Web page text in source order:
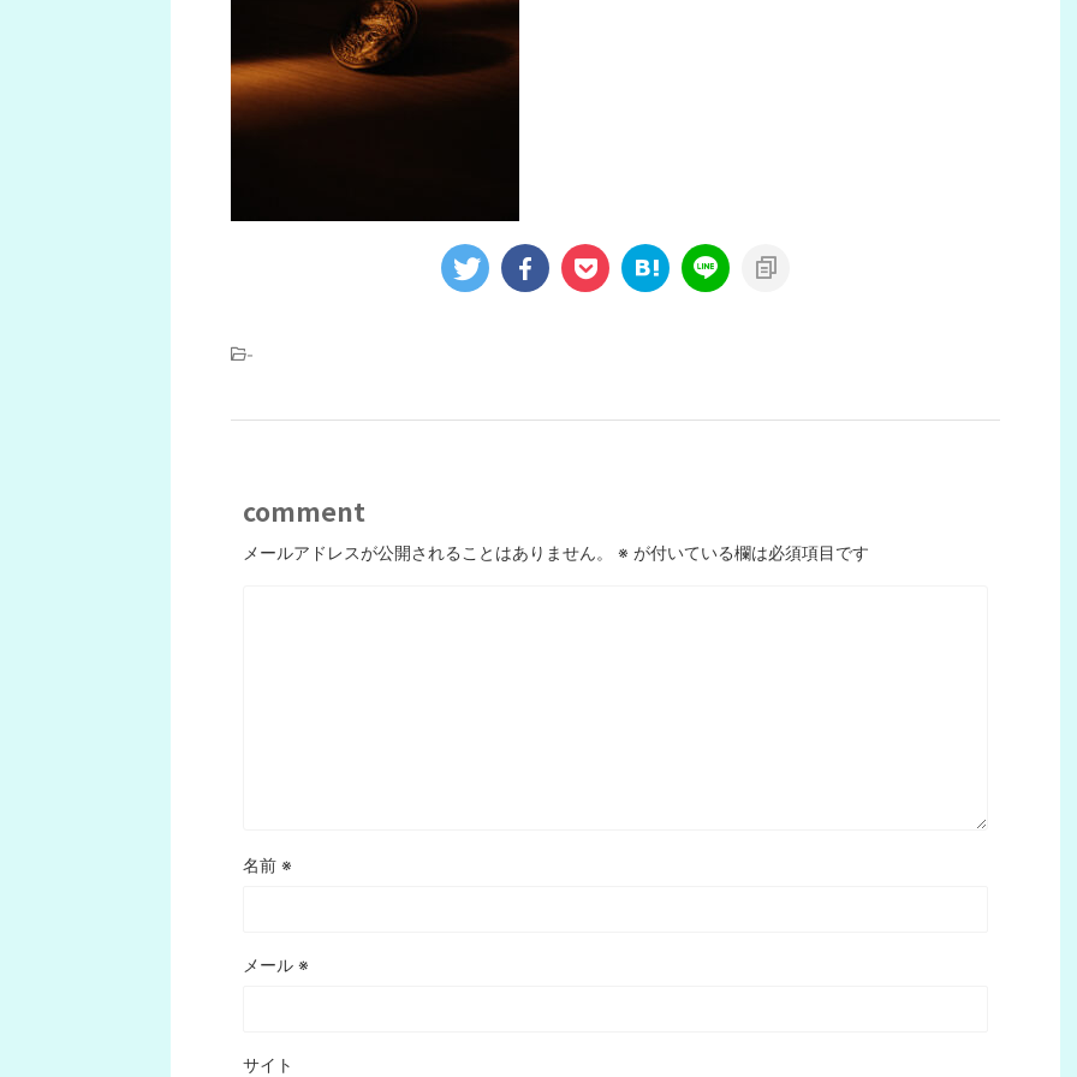
-
comment
メールアドレスが公開されることはありません。 ※ が付いている欄は必須項目です
名前 ※
メール ※
サイト